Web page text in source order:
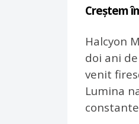
Creștem
Halcyon
doi ani
venit
Lumina